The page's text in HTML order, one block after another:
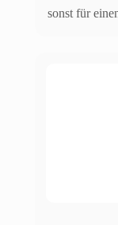
sonst für